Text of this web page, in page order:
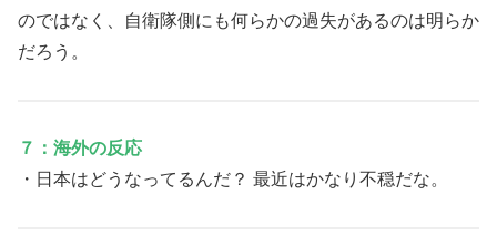
のではなく、自衛隊側にも何らかの過失があるのは明らか
だろう。
７：海外の反応
・日本はどうなってるんだ？ 最近はかなり不穏だな。